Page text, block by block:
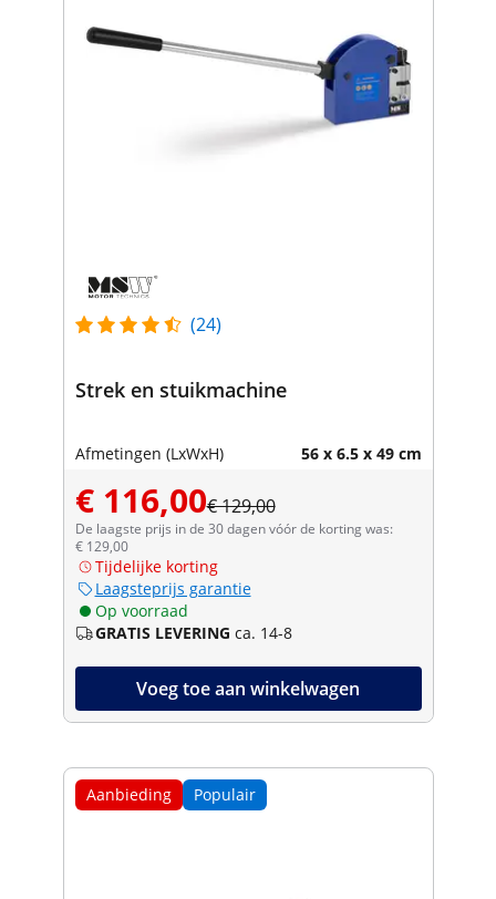
(24)
Strek en stuikmachine
Afmetingen (LxWxH) 56 x 6.5 x 49 cm
€ 116,00€ 129,00
De laagste prijs in de 30 dagen vóór de korting was:
€ 129,00
Tijdelijke korting
Laagsteprijs garantie
Op voorraad
GRATIS LEVERING ca. 14-8
Voeg toe aan winkelwagen
Aanbieding Populair